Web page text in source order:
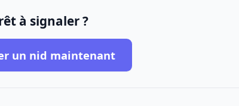
à signaler ?
un nid maintenant